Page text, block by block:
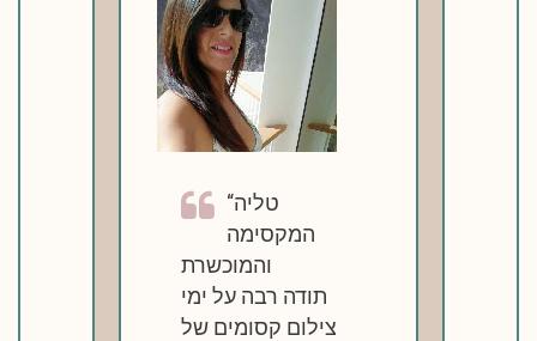
טליה
המקסימה
והמוכשרת
תודה רבה על ימי
צילום קסומים של